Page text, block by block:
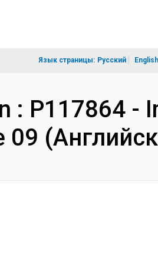
Язык страницы: Русский English
: P117864 -
09